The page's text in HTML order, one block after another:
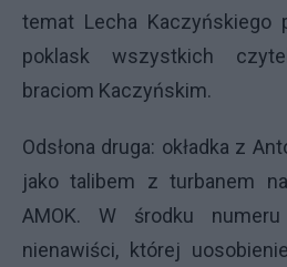
temat Lecha Kaczyńskiego
poklask wszystkich
braciom Kaczyńskim.
Odsłona druga: okładka z
jako talibem z turbanem
AMOK. W środku
nienawiści, której